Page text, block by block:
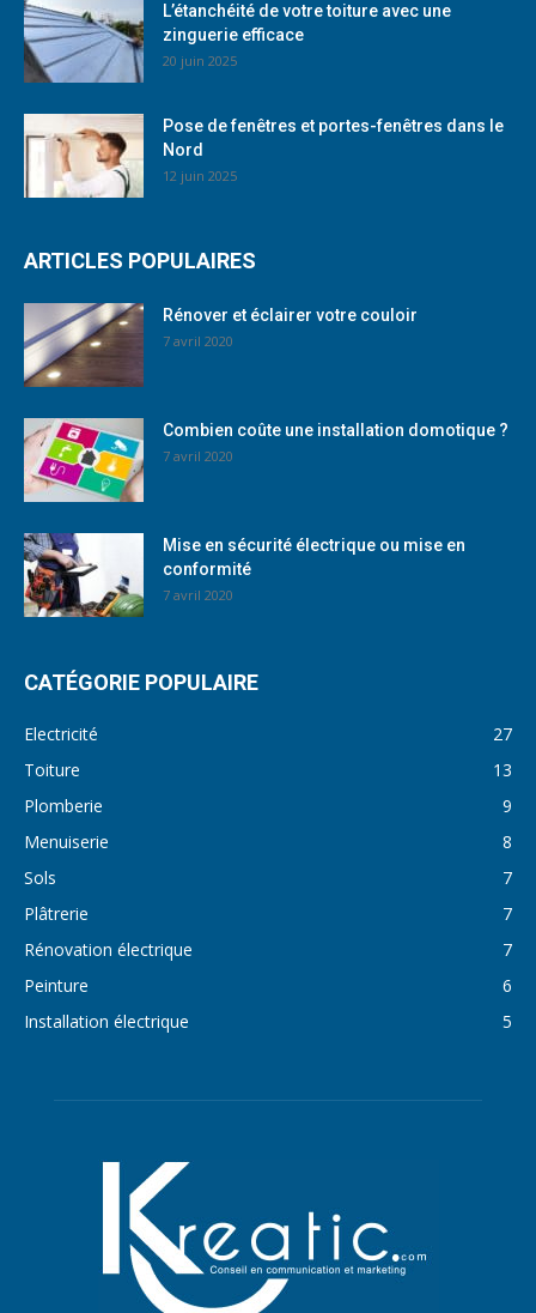
L’étanchéité de votre toiture avec une
zinguerie efficace
20 juin 2025
Pose de fenêtres et portes-fenêtres dans le
Nord
12 juin 2025
ARTICLES POPULAIRES
Rénover et éclairer votre couloir
7 avril 2020
Combien coûte une installation domotique ?
7 avril 2020
Mise en sécurité électrique ou mise en
conformité
7 avril 2020
CATÉGORIE POPULAIRE
Electricité
27
Toiture
13
Plomberie
9
Menuiserie
8
Sols
7
Plâtrerie
7
Rénovation électrique
7
Peinture
6
Installation électrique
5